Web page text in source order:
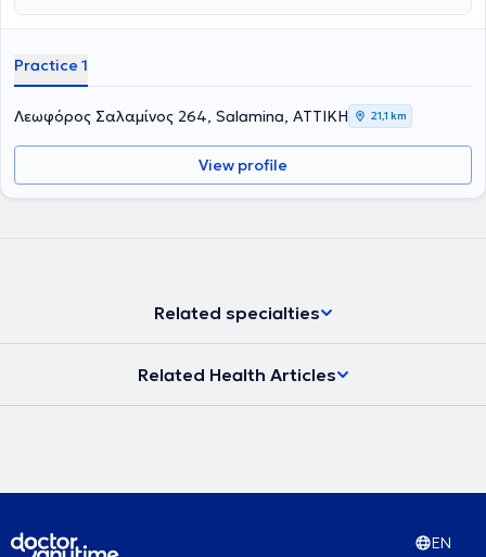
και στη συνέχεια εργάστηκε για μια δεκαετία στην Πάτρα απ' όπου
Πανεπιστήμιο της Νέας Υόρκης όπου και έλαβε την ειδικότητά του
στην Ενδοδοντολογία, το οποίο Πανεπιστήμιο ιδρύθηκε το 1926 και
είναι η παλαιότερη σχολή στις ΗΠΑ. Επιπλέον έχει παρακολουθήσει
πληθώρα σεμιναρίων και hands on courses. Έχει 25 χρόνια
εμπειρία σε ενδοδοντικα περιστατικά μεγάλου βαθμού δυσκολίας
όπως επαναλήψεις Ε.Θ. και αφαίρεσης σπασμένων εργαλείων
καθώς και μεγάλη εμπειρία στις ακρορριζεκτομές και αφαίρεση
Practice 1
Λεωφόρος Σαλαμίνος 264, Salamina, ΑΤΤΙΚΗ 21,1 km
View profile
Related specialties
Related Health Articles
EN